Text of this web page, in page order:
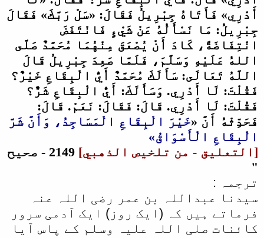
أَدْرِي» فَأَتَاهُ جِبْرِيلُ فَقَالَ: «سَلْ رَبَّكَ» فَقَالَ
جِبْرِيلُ: مَا نَسْأَلُهُ عَنْ شَيْءٍ فَانْتَفَضَ
انْتِفَاضَةً، كَادَ أَنْ يُصْعَقَ مِنْهُمَا مُحَمَّدٌ صَلَّى
اللهُ عَلَيْهِ وَسَلَّمَ، فَلَمَّا صَعِدَ جِبْرِيلُ قَالَ
اللَّهُ تَعَالَى: سَأَلَكَ مُحَمَّدٌ أَيُّ الْبِقَاعِ خَيْرٌ؟
فَقُلْتَ: لَا أَدْرِي. وَسَأَلَكَ: أَيُّ الْبِقَاعِ شَرٌّ؟
فَقُلْتَ: لَا أَدْرِي. قَالَ: فَقَالَ: نَعَمْ. قَالَ:
فَحَدِّثْهُ أَنَّ «خَيْرَ الْبِقَاعِ الْمَسَاجِدُ، وَأَنَّ شَرَّ
الْبِقَاعِ الْأَسْوَاقُ»
[التعليق - من تلخيص الذهبي]
2149 - صحيح
"
ترجمہ :
سیدنا عبداللہ بن عمر رضی اللہ عنہ
فرماتے ہیں کہ (ایک روز) ایک آدمی سرور
کائنات صلی اللہ علیہ وسلم کے پاس آیا